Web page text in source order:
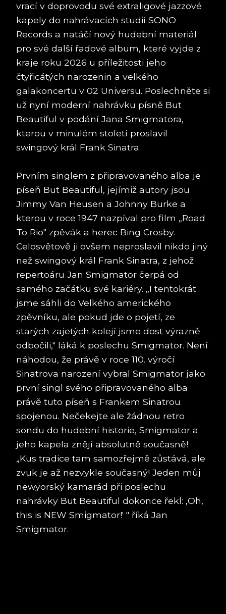
vrací v doprovodu své extraligové jazzové
kapely do nahrávacích studií SONO
Records a natáčí nový hudební materiál
pro své další řadové album, které vyjde z
kraje roku 2026 u příležitosti jeho
čtyřicátých narozenin a velkého
galakoncertu v 02 Universu. Poslechněte si
už nyní moderní nahrávku písně But
Beautiful v podání Jana Smigmatora,
kterou v minulém století proslavil
swingový král Frank Sinatra.
Prvním singlem z připravovaného alba je
píseň But Beautiful, jejímiž autory jsou
Jimmy Van Heusen a Johnny Burke a
kterou v roce 1947 nazpíval pro film „Road
To Rio" zpěvák a herec Bing Crosby.
Celosvětově ji ovšem neproslavil nikdo jiný
než swingový král Frank Sinatra, z jehož
repertoáru Jan Smigmator čerpá od
samého začátku své kariéry. „I tentokrát
jsme sáhli do Velkého amerického
zpěvníku, ale pokud jde o pojetí, ze
starých zajetých kolejí jsme dost výrazně
odbočili," láká k poslechu Smigmator. Není
náhodou, že právě v roce 110. výročí
Sinatrova narození vybral Smigmator jako
první singl svého připravovaného alba
právě tuto píseň s Frankem Sinatrou
spojenou. Nečekejte ale žádnou retro
sondu do hudební historie, Smigmator a
jeho kapela znějí absolutně současně!
„Kus tradice tam samozřejmě zůstává, ale
zvuk je až nezvykle současný! Jeden můj
newyorský kamarád při poslechu
nahrávky But Beautiful dokonce řekl: ‚Oh,
this is NEW Smigmator!' " říká Jan
Smigmator.